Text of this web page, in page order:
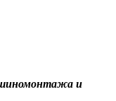
шиномонтажа и